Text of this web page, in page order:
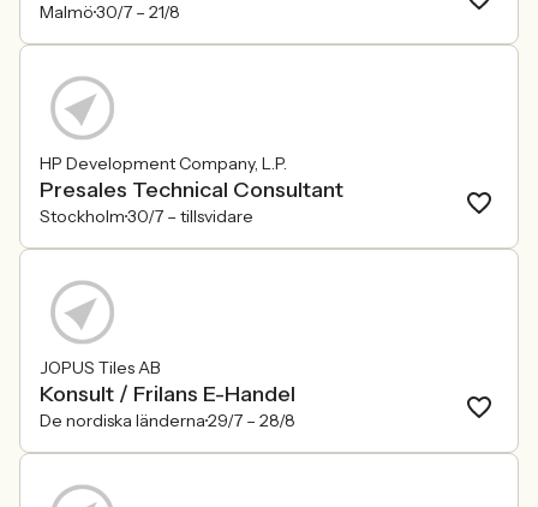
Malmö30/7 – 21/8
HP Development Company, L.P.
Presales Technical Consultant
Stockholm30/7 – tillsvidare
JOPUS Tiles AB
Konsult / Frilans E-Handel
De nordiska länderna29/7 – 28/8